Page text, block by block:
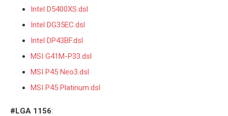
Intel D5400XS.dsl
Intel DG35EC.dsl
Intel DP43BF.dsl
MSI G41M-P33.dsl
MSI P45 Neo3.dsl
MSI P45 Platinum.dsl
#LGA 1156: